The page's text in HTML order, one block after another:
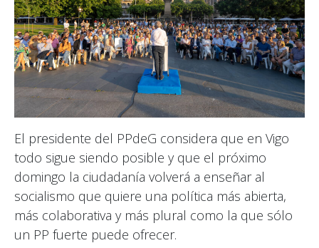
El presidente del PPdeG considera que en Vigo
todo sigue siendo posible y que el próximo
domingo la ciudadanía volverá a enseñar al
socialismo que quiere una política más abierta,
más colaborativa y más plural como la que sólo
un PP fuerte puede ofrecer.